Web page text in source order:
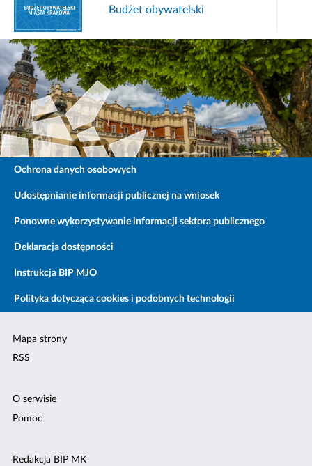
Budżet obywatelski
Ochrona danych osobowych
Udostępnianie informacji publicznej na wniosek
Ponowne wykorzystywanie informacji sektora publicznego
Deklaracja dostępności
Instrukcja BIP MJO
Polityka dotycząca cookies i podobnych technologii
Mapa strony
RSS
O serwisie
Pomoc
Redakcja BIP MK